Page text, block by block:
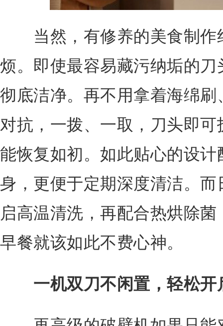
当然，有修养的美食制作
烦。即使最容易藏污纳垢的
彻底洁净。再不用拿着海绵
对抗，一拨、一取，刀头即
能恢复如初。如此贴心的设
身，更便于定期深度清洁。
启高温清洗，再配合热烘除
早餐就该如此不费心神。
一机双刀不闲置，轻松开